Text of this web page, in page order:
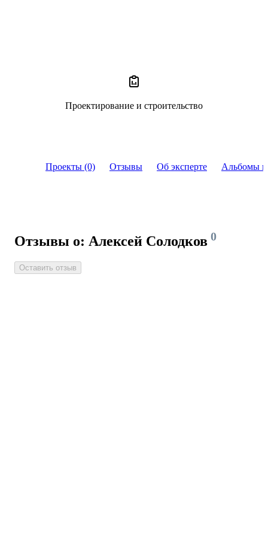
Проекты (0) Отзывы Об эксперте Альбомы
Отзывы о: Алексей Солодков 0
Оставить отзыв
Проектирование и строительство